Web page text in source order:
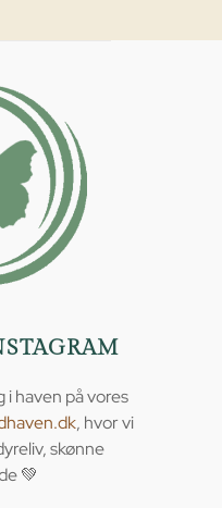
i haven på vores
, hvor vi
skønne
💚